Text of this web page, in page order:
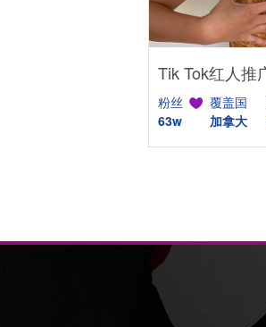
粉丝
63w
覆盖国
加拿大